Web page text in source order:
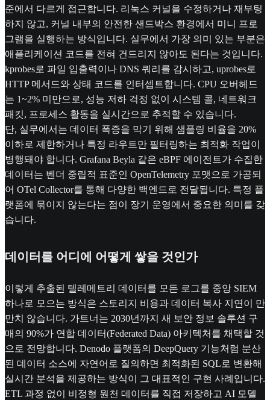
준에서 다르게 접근합니다. 리눅스 커널을 수정하거나 재부팅
하지 않고, 커널 내부의 안전한 샌드박스 환경에서 미니 프로
그램을 실행하는 방식입니다. 실무에서 가장 의미 있는 부분은
애플리케이션 코드를 전혀 건드리지 않아도 된다는 것입니다.
kprobes로 파일 입출력이나 DNS 쿼리를 감시하고, uprobes로
HTTP 메서드와 상태 코드를 인터셉트합니다. CPU 오버헤드
는 1~2% 미만으로, 성능 저하 걱정 없이 시스템 콜, 네트워크
패킷, 프로세스 활동을 실시간으로 추적할 수 있습니다.
단, 실무에서는 데이터 폭증을 막기 위해 샘플링 비율을 20%
이하로 제한하거나 특정 라우트만 필터링하는 최적화 작업이
병행돼야 합니다. Grafana Beyla 같은 eBPF 에이전트가 수집한
데이터는 벤더 중립적 표준인 OpenTelemetry 포맷으로 가공되
어 OTel Collector를 통해 다양한 백엔드로 전달됩니다. 특정 플
랫폼에 묶이지 않는다는 점이 장기 운영에서 중요한 의미를 갖
습니다.
데이터를 어디에 어떻게 쌓을 것인가
이렇게 추출된 텔레메트리 데이터를 모든 로그를 중앙 SIEM
하나로 모으는 방식은 스토리지 비용과 데이터 복사 지연이 만
만치 않습니다. 가트너는 2030년까지 새 보안 정보 솔루션 구
매의 90%가 연합 데이터(Federated Data) 아키텍처를 채택할 것
으로 전망합니다. Denodo 플랫폼의 DeepQuery 기능처럼 분산
된 데이터 소스에 자연어로 질의하면 최적화된 SQL로 변환해
실시간 분석을 제공하는 방식이 그 대표적인 구현 사례입니다.
ETL 과정 없이 비정형 원천 데이터를 직접 저장하고 AI 모델